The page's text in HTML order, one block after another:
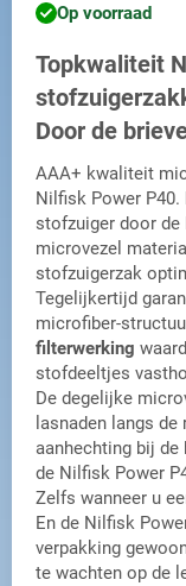
Op voorraad
Topkwaliteit
Door de
AAA+ kwaliteit
Nilfisk Power P40.
stofzuiger door de
microvezel
stofzuigerzak
Tegelijkertijd
microfiber-
filterwerking
stofdeeltjes
De degelijke
lasnaden langs
aanhechting bij
de Nilfisk Power
Zelfs wanneer u
En de Nilfisk
verpakking
te wachten op de